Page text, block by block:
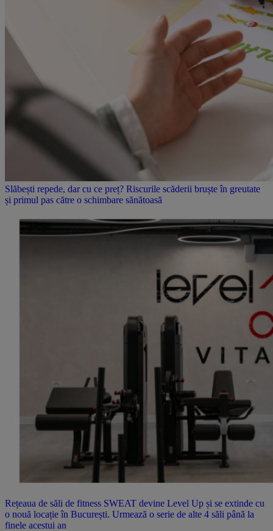
Slăbești repede, dar cu ce preț? Riscurile scăderii bruște în greutate
și primul pas către o schimbare sănătoasă
Rețeaua de săli de fitness SWEAT devine Level Up și se extinde cu
o nouă locație în București. Urmează o serie de alte 4 săli până la
finele acestui an